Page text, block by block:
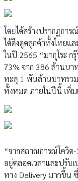
โดยได้สร้างปรากฏกา
ได้ดึงดูดลูกค้าทั้งไทยแ
ในปี 2565 “มากุโระ ก
73% จาก 386 ล้านบา
ทะลุ 1 พันล้านบาทรว
ทั้งหมด ภายในปีนี้ เพิ่
“จากสถาณการณ์โควิด
อยู่ตลอดเวลาและปรับ
ทาง Delivery มากขึ้น